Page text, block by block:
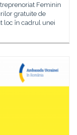
Feminin
gratuite de
loc în cadrul unei